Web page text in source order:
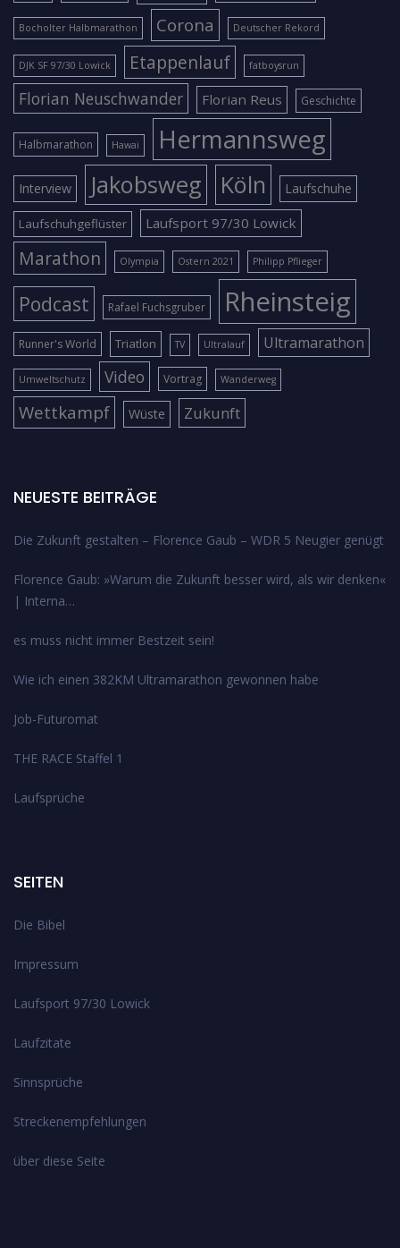
Bocholter Halbmarathon Corona Deutscher Rekord
DJK SF 97/30 Lowick Etappenlauf fatboysrun
Florian Neuschwander Florian Reus Geschichte
Halbmarathon Hawai Hermannsweg
Interview Jakobsweg Köln Laufschuhe
Laufschuhgeflüster Laufsport 97/30 Lowick
Marathon Olympia Ostern 2021 Philipp Pflieger
Podcast Rafael Fuchsgruber Rheinsteig
Runner's World Triatlon TV Ultralauf Ultramarathon
Umweltschutz Video Vortrag Wanderweg
Wettkampf Wüste Zukunft
NEUESTE BEITRÄGE
Die Zukunft gestalten – Florence Gaub – WDR 5 Neugier genügt
Florence Gaub: »Warum die Zukunft besser wird, als wir denken«
| Interna…
es muss nicht immer Bestzeit sein!
Wie ich einen 382KM Ultramarathon gewonnen habe
Job-Futuromat
THE RACE Staffel 1
Laufsprüche
SEITEN
Die Bibel
Impressum
Laufsport 97/30 Lowick
Laufzitate
Sinnsprüche
Streckenempfehlungen
über diese Seite